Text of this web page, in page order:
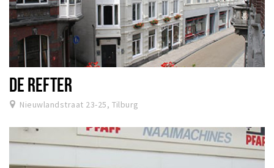
DE REFTER
Nieuwlandstraat 23-25, Tilburg